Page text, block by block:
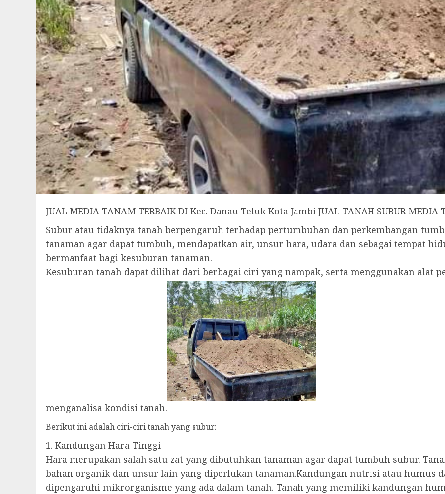
JUAL MEDIA TANAM TERBAIK DI Kec. Danau Teluk Kota Jambi JUAL TANAH SUBUR MEDIA
Subur atau tidaknya tanah berpengaruh terhadap pertumbuhan dan perkembangan
tanaman agar dapat tumbuh, mendapatkan air, unsur hara, udara dan sebagai tempat
bermanfaat bagi kesuburan tanaman.
Kesuburan tanah dapat dilihat dari berbagai ciri yang nampak, serta menggunakan alat
menganalisa kondisi tanah.
Berikut ini adalah ciri-ciri tanah yang subur:
1. Kandungan Hara Tinggi
Hara merupakan salah satu zat yang dibutuhkan tanaman agar dapat tumbuh subur.
bahan organik dan unsur lain yang diperlukan tanaman.Kandungan nutrisi atau humus
dipengaruhi mikrorganisme yang ada dalam tanah. Tanah yang memiliki kandungan